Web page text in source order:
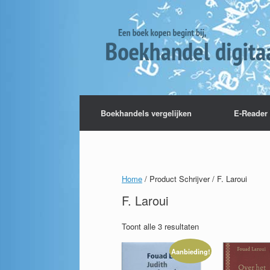
Boekhandels vergelijken E-
Home / Product Schrijver / F. Laroui
F. Laroui
Toont alle 3 resultaten
Aanbieding!